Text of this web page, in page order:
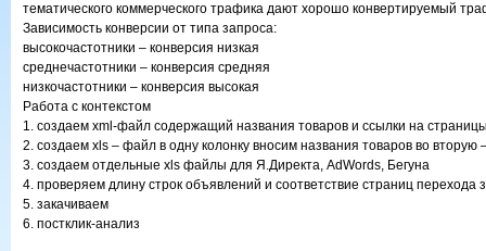
тематического коммерческого трафика дают хорошо конвертируемый
Зависимость конверсии от типа запроса:
высокочастотники – конверсия низкая
среднечастотники – конверсия средняя
низкочастотники – конверсия высокая
Работа с контекстом
1. создаем xml-файл содержащий названия товаров и ссылки на
2. создаем xls – файл в одну колонку вносим названия товаров во вторую
3. создаем отдельные xls файлы для Я.Директа, AdWords, Бегуна
4. проверяем длину строк объявлений и соответствие страниц перехода
5. закачиваем
6. постклик-анализ